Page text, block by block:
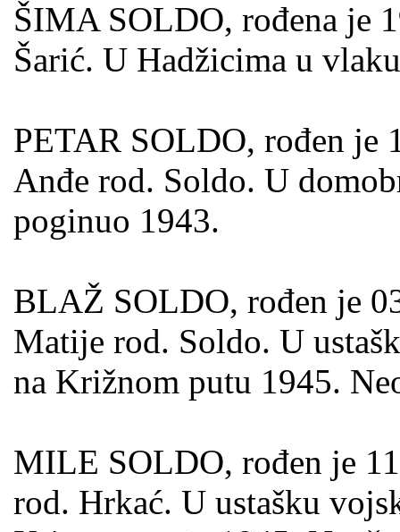
ŠIMA SOLDO, rođena je
Šarić. U Hadžicima u
PETAR SOLDO, rođen je
Anđe rod. Soldo. U
poginuo 1943.
BLAŽ SOLDO, rođen je
Matije rod. Soldo. U
na Križnom putu 1945.
MILE SOLDO, rođen je
rod. Hrkać. U ustašku